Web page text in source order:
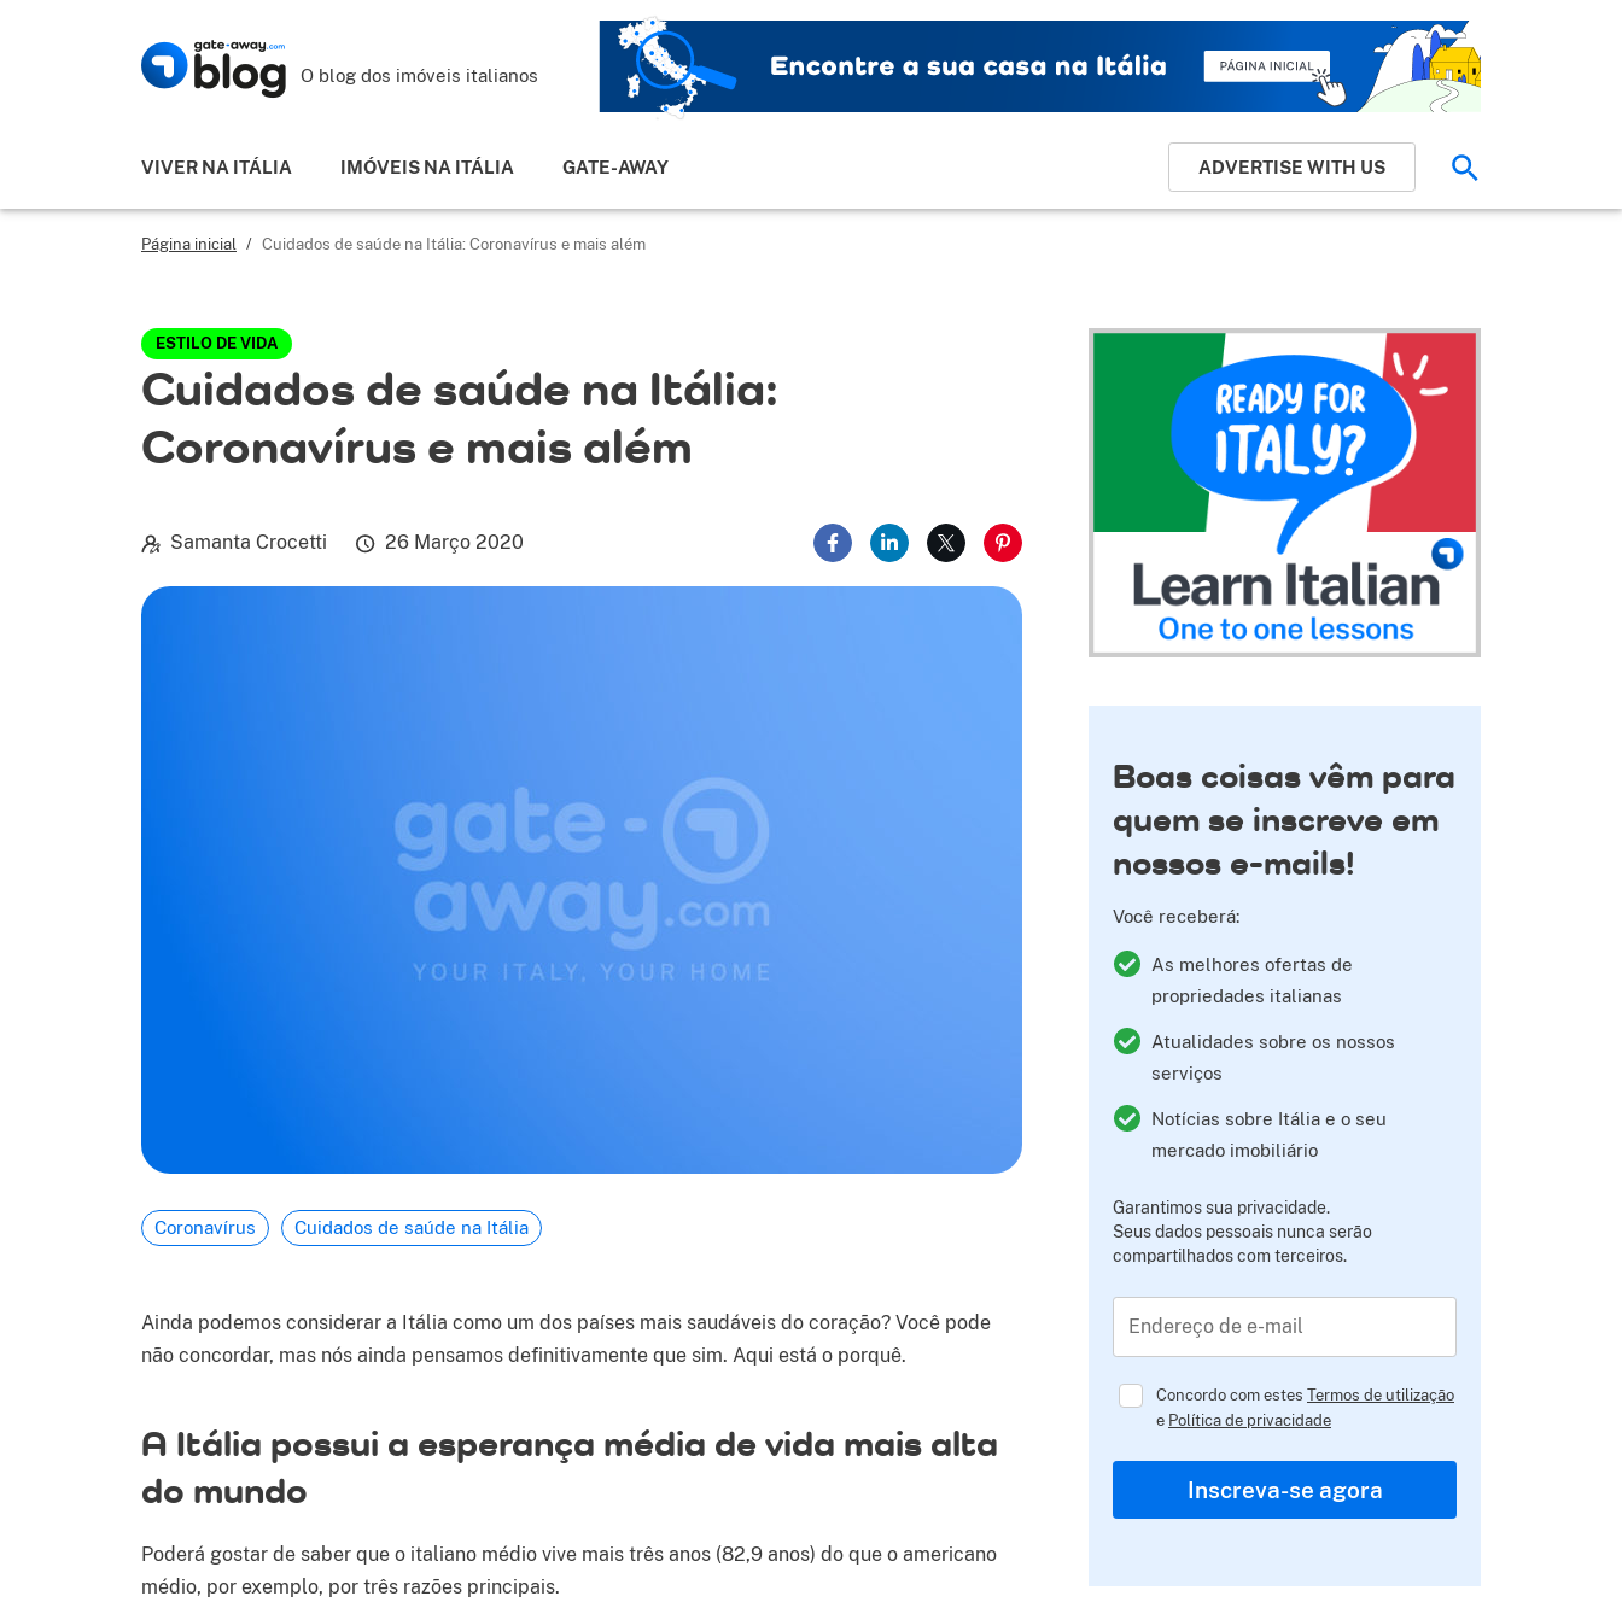
O blog dos imóveis italianos
VIVER NA ITÁLIA IMÓVEIS NA ITÁLIA GATE-AWAY ADVERTISE WITH US
Página inicial / Cuidados de saúde na Itália: Coronavírus e mais além
ESTILO DE VIDA
Cuidados de saúde na Itália:
Coronavírus e mais além
Samanta Crocetti 26 Março 2020 Compartilhar no Facebook
Compartilhar no LinkedIn
Compartilhar no X
Compartilhar no Pinterest
Coronavírus Cuidados de saúde na Itália
Ainda podemos considerar a Itália como um dos países mais saudáveis do coração? Você pode
não concordar, mas nós ainda pensamos definitivamente que sim. Aqui está o porquê.
A Itália possui a esperança média de vida mais alta
do mundo
Poderá gostar de saber que o italiano médio vive mais três anos (82,9 anos) do que o americano
médio, por exemplo, por três razões principais.
Boas coisas vêm para
quem se inscreve em
nossos e-mails!
Você receberá:
As melhores ofertas de
propriedades italianas
Atualidades sobre os nossos
serviços
Notícias sobre Itália e o seu
mercado imobiliário
Garantimos sua privacidade.
Seus dados pessoais nunca serão
compartilhados com terceiros.
Endereço de e-mail
Concordo com estes Termos de utilização
e Política de privacidade
Inscreva-se agora